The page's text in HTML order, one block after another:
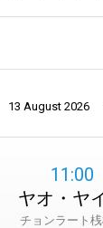
13 August 2026
11:00
ヤオ・ヤ
チョンラート